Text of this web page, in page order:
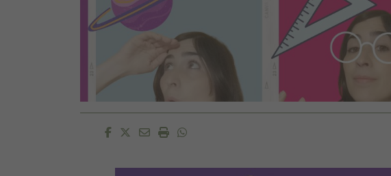
Facebook
Twitter
EmailImprimirWhatsapp